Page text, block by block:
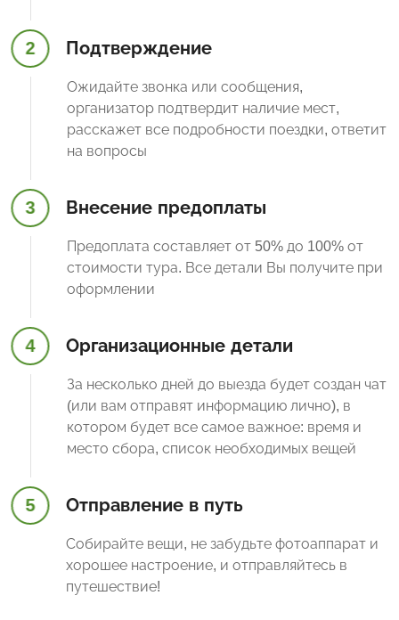
2 Подтверждение
Ожидайте звонка или сообщения,
организатор подтвердит наличие мест,
расскажет все подробности поездки, ответит
на вопросы
3 Внесение предоплаты
Предоплата составляет от 50% до 100% от
стоимости тура. Все детали Вы получите при
оформлении
4 Организационные детали
За несколько дней до выезда будет создан чат
(или вам отправят информацию лично), в
котором будет все самое важное: время и
место сбора, список необходимых вещей
5 Отправление в путь
Собирайте вещи, не забудьте фотоаппарат и
хорошее настроение, и отправляйтесь в
путешествие!